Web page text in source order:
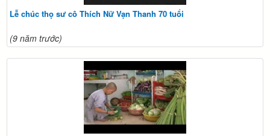
Lễ chúc thọ sư cô Thích Nữ Vạn Thanh 70 tuổi
(9 năm trước)